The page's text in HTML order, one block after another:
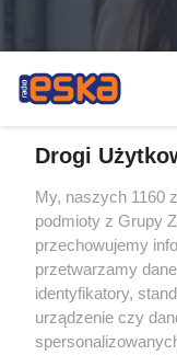
Drogi
My, naszych 1160
podmioty z Grupy
przechowujemy
przetwarzamy
identyfikatory,
urządzenie czy